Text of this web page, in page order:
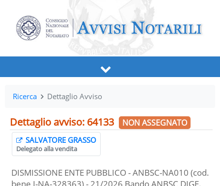
Ricerca Dettaglio Avviso
Dettaglio avviso: 64133 NON ASSEGNATO
SALVATORE GRASSO
Delegato alla vendita
DISMISSIONE ENTE PUBBLICO - ANBSC-NA010 (cod.
bene I-NA-328363) - 21/2026 Bando ANBSC DIGE.